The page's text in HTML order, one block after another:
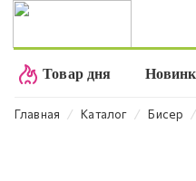
Товар дня
Главная ⁄ Каталог ⁄ Бисер ⁄